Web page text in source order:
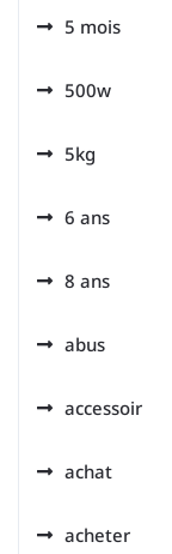
5 mois
500w
5kg
6 ans
8 ans
abus
accessoir
achat
acheter